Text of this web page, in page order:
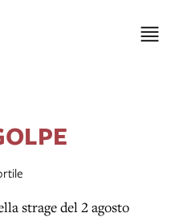
strage del 2 agosto